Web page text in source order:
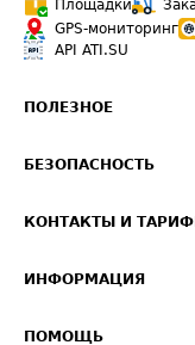
Площадки
GPS-мониторинг
API ATI.SU
ПОЛЕЗНОЕ
Звезды ATI.SU на вашем
Средние ставки
БЕЗОПАСНОСТЬ
Светофор+
О формировании Паспорта
КОНТАКТЫ И
Реклама на сайте
ИНФОРМАЦИЯ
ПОМОЩЬ